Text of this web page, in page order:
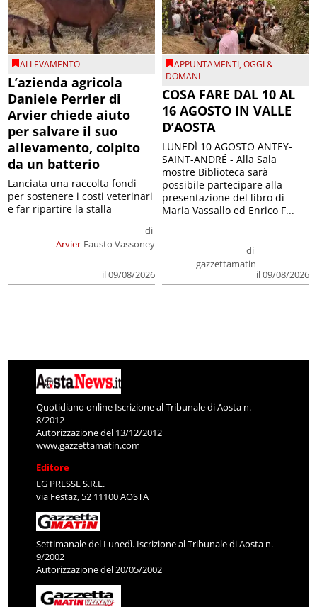
ALLEVAMENTO
L’azienda agricola
Daniele Perrier di
Arvier chiede aiuto
per salvare il suo
allevamento, colpito
da un batterio
Arvier
di
Fausto Vassoney
il 09/08/2026
Lanciata una raccolta fondi
per sostenere i costi veterinari
e far ripartire la stalla
APPUNTAMENTI,OGGI &
DOMANI
COSA FARE DAL 10 AL
16 AGOSTO IN VALLE
D’AOSTA
di
gazzettamatin
il 09/08/2026
LUNEDÌ 10 AGOSTO ANTEY-
SAINT-ANDRÉ - Alla Sala
mostre Biblioteca sarà
possibile partecipare alla
presentazione del libro di
Maria Vassallo ed Enrico F...
Quotidiano online Iscrizione al Tribunale di Aosta n.
8/2012
Autorizzazione del 13/12/2012
www.gazzettamatin.com
Editore
LG PRESSE S.R.L.
via Festaz, 52 11100 AOSTA
Settimanale del Lunedì. Iscrizione al Tribunale di Aosta n.
9/2002
Autorizzazione del 20/05/2002